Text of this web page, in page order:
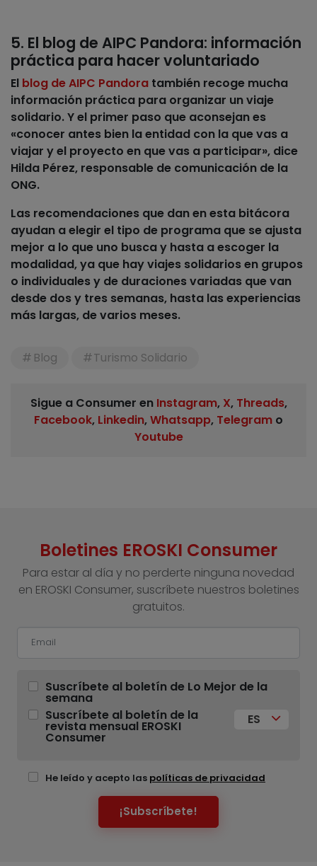
5. El blog de AIPC Pandora: información
práctica para hacer voluntariado
El blog de AIPC Pandora también recoge mucha
información práctica para organizar un viaje
solidario. Y el primer paso que aconsejan es
«conocer antes bien la entidad con la que vas a
viajar y el proyecto en que vas a participar», dice
Hilda Pérez, responsable de comunicación de la
ONG.
Las recomendaciones que dan en esta bitácora
ayudan a elegir el tipo de programa que se ajusta
mejor a lo que uno busca y hasta a escoger la
modalidad, ya que hay viajes solidarios en grupos
o individuales y de duraciones variadas que van
desde dos y tres semanas, hasta las experiencias
más largas, de varios meses.
Blog Turismo Solidario
Sigue a Consumer en Instagram, X, Threads,
Facebook, Linkedin,Whatsapp, Telegram o
Youtube
Boletines EROSKI Consumer
Para estar al día y no perderte ninguna novedad
en EROSKI Consumer, suscríbete nuestros boletines
gratuitos.
Suscríbete al boletín de Lo Mejor de la
semana
Suscríbete al boletín de la
revista mensual EROSKI
Consumer
ES
He leído y acepto las políticas de privacidad
¡Subscríbete!